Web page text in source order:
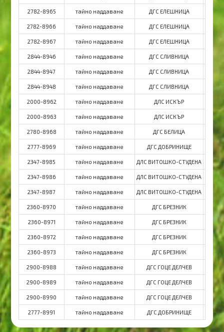
2782-8965 тайно наддаване ДГС ЕЛЕШНИЦА
2782-8966 тайно наддаване ДГС ЕЛЕШНИЦА
2782-8967 тайно наддаване ДГС ЕЛЕШНИЦА
2844-8946 тайно наддаване ДГС СЛИВНИЦА
2844-8947 тайно наддаване ДГС СЛИВНИЦА
2844-8948 тайно наддаване ДГС СЛИВНИЦА
2000-8962 тайно наддаване ДЛС ИСКЪР
2000-8963 тайно наддаване ДЛС ИСКЪР
2780-8968 тайно наддаване ДГС БЕЛИЦА
2777-8969 тайно наддаване ДГС ДОБРИНИЩЕ
2347-8985 тайно наддаване ДЛС ВИТОШКО-СТУДЕНА ДЛС
2347-8986 тайно наддаване ДЛС ВИТОШКО-СТУДЕНА ДЛС
2347-8987 тайно наддаване ДЛС ВИТОШКО-СТУДЕНА
2360-8970 тайно наддаване ДГС БРЕЗНИК
2360-8971 тайно наддаване ДГС БРЕЗНИК
2360-8972 тайно наддаване ДГС БРЕЗНИК
2360-8973 тайно наддаване ДГС БРЕЗНИК
2900-8988 тайно наддаване ДГС ГОЦЕ ДЕЛЧЕВ
2900-8989 тайно наддаване ДГС ГОЦЕ ДЕЛЧЕВ
2900-8990 тайно наддаване ДГС ГОЦЕ ДЕЛЧЕВ
2777-8991 тайно наддаване ДГС ДОБРИНИЩЕ